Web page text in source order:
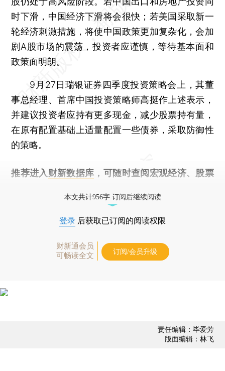
时下滑，中国经济下滑将会很快；若美国采取新一
轮经济刺激措施，将使中国政策更加复杂化，会加
剧A股市场的震荡，投资者应谨慎，等待基本面和
政策面明朗。
9月27日瑞银证券四季度投资策略会上，其董
事总经理、首席中国投资策略师高挺作上述表示，
并建议投资者应持有更多现金，减少股票持有量，
在原有配置基础上适量配置一些债券，采取防御性
的策略。
推荐进入 财新数据库 ，可随时查阅宏观经济、股票
本文共计956字 订阅后继续阅读
登录 后获取已订阅的阅读权限
财新通会员
可畅读全文
订阅/会员升级
责任编辑：毕爱芳
版面编辑：林飞